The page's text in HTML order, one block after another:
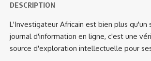
DESCRIPTION
L'Investigateur Africain est bien plus qu'un
journal d'information en ligne, c'est une
source d'exploration intellectuelle pour